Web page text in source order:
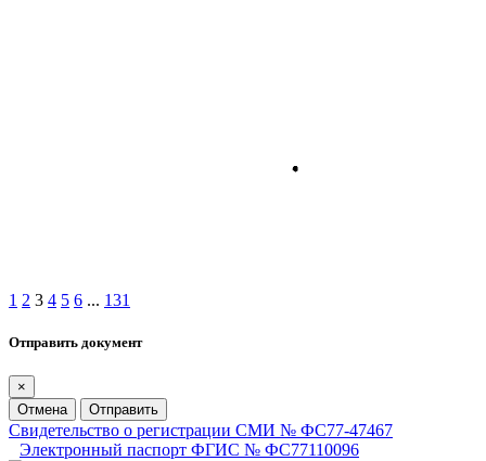
1 2 3 4 5 6 ... 131
Отправить документ
×
Отмена
Отправить
Свидетельство о регистрации СМИ № ФС77-47467
Электронный паспорт ФГИС № ФС77110096